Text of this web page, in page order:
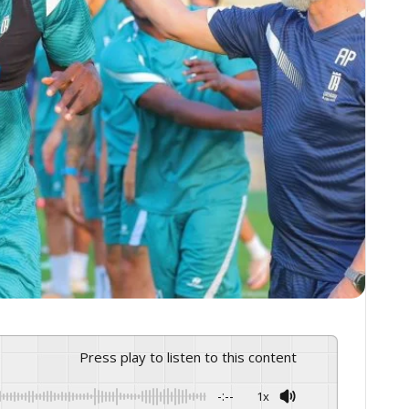
Press play to listen to this content
-:-- 1x